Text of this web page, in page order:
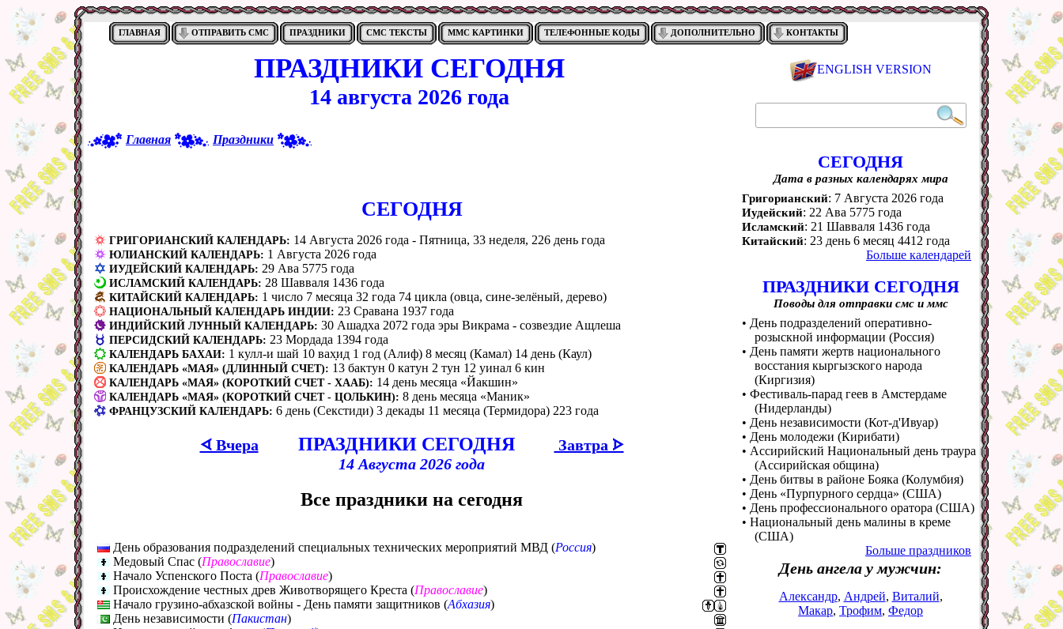
ГЛАВНАЯ ОТПРАВИТЬ СМС ПРАЗДНИКИ СМС ТЕКСТЫ ММС КАРТИНКИ ТЕЛЕФОННЫЕ КОДЫ ДОПОЛНИТЕЛЬНО КОНТАКТЫ
ПРАЗДНИКИ СЕГОДНЯ
14 августа 2026 года
Главная Праздники
CЕГОДНЯ
ГРИГОРИАНСКИЙ КАЛЕНДАРЬ: 14 Августа 2026 года - Пятница, 33 неделя, 226 день года
ЮЛИАНСКИЙ КАЛЕНДАРЬ: 1 Августа 2026 года
ИУДЕЙСКИЙ КАЛЕНДАРЬ: 29 Ава 5775 года
ИСЛАМСКИЙ КАЛЕНДАРЬ: 28 Шавваля 1436 года
КИТАЙСКИЙ КАЛЕНДАРЬ: 1 число 7 месяца 32 года 74 цикла (овца, сине-зелёный, дерево)
НАЦИОНАЛЬНЫЙ КАЛЕНДАРЬ ИНДИИ: 23 Сравана 1937 года
ИНДИЙСКИЙ ЛУННЫЙ КАЛЕНДАРЬ: 30 Ашадха 2072 года эры Викрама - созвездие Ащлеша
ПЕРСИДСКИЙ КАЛЕНДАРЬ: 23 Мордада 1394 года
КАЛЕНДАРЬ БАХАИ: 1 кулл-и шай 10 вах̣ид 1 год (Алиф) 8 месяц (Камал) 14 день (Каул)
КАЛЕНДАРЬ «МАЯ» (ДЛИННЫЙ СЧЕТ): 13 бактун 0 катун 2 тун 12 уинал 6 кин
КАЛЕНДАРЬ «МАЯ» (КОРОТКИЙ СЧЕТ - ХААБ): 14 день месяца «Йакшин»
КАЛЕНДАРЬ «МАЯ» (КОРОТКИЙ СЧЕТ - ЦОЛЬКИН): 8 день месяца «Маник»
ФРАНЦУЗСКИЙ КАЛЕНДАРЬ: 6 день (Секстиди) 3 декады 11 месяца (Термидора) 223 года
ᗏ Вчера ПРАЗДНИКИ СЕГОДНЯ
Завтра ᗌ
14 Августа 2026 года
Все праздники на сегодня
День образования подразделений специальных технических мероприятий МВД (Россия)
Медовый Спас (Православие)
Начало Успенского Поста (Православие)
Происхождение честных древ Животворящего Креста (Православие)
Начало грузино-абхазской войны - День памяти защитников (Абхазия)
День независимости (Пакистан)
ENGLISH VERSION
СЕГОДНЯ
Дата в разных календарях мира
Григорианский: 7 Августа 2026 года
Иудейский: 22 Ава 5775 года
Исламский: 21 Шавваля 1436 года
Китайский: 23 день 6 месяц 4412 года
Больше календарей
ПРАЗДНИКИ СЕГОДНЯ
Поводы для отправки смс и ммс
• День подразделений оперативно-
розыскной информации (Россия)
• День памяти жертв национального
восстания кыргызского народа
(Киргизия)
• Фестиваль-парад геев в Амстердаме
(Нидерланды)
• День независимости (Кот-д'Ивуар)
• День молодежи (Кирибати)
• Ассирийский Национальный день траура
(Ассирийская община)
• День битвы в районе Бояка (Колумбия)
• День «Пурпурного сердца» (США)
• День профессионального оратора (США)
• Национальный день малины в креме
(США)
Больше праздников
День ангела у мужчин:
Александр, Андрей, Виталий,
Макар, Трофим, Федор